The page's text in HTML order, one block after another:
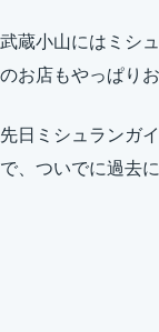
武蔵小山にはミシ
のお店もやっぱり
先日ミシュランガ
で、ついでに過去